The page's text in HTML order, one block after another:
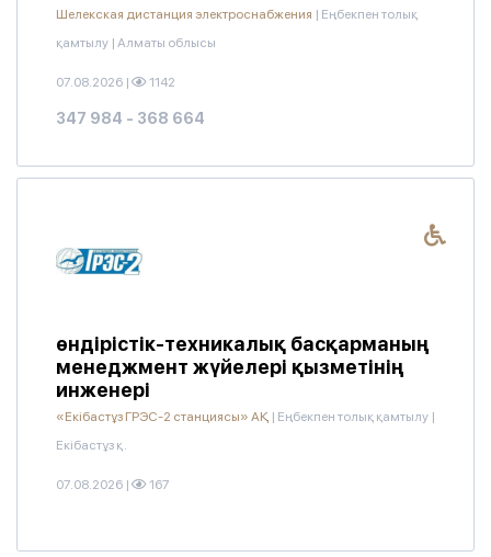
Шелекская дистанция электроснабжения | Еңбекпен толық
қамтылу | Алматы облысы
07.08.2026 | 1142
347 984 - 368 664
өндірістік-техникалық басқарманың
менеджмент жүйелері қызметінің
инженері
«Екібастұз ГРЭС-2 станциясы» АҚ | Еңбекпен толық қамтылу |
Екібастұз қ.
07.08.2026 | 167